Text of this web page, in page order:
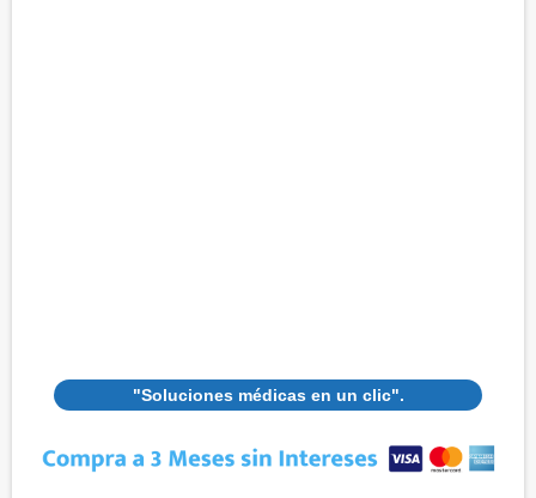
"Soluciones médicas en un clic".